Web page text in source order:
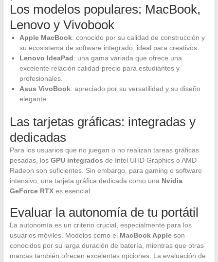
Los modelos populares: MacBook,
Lenovo y Vivobook
Apple MacBook: conocido por su calidad de construcción y
su ecosistema de software integrado, ideal para creativos.
Lenovo IdeaPad: una gama variada que ofrece una
excelente relación calidad-precio para estudiantes y
profesionales.
Asus VivoBook: apreciado por su versatilidad y su diseño
elegante.
Las tarjetas gráficas: integradas y
dedicadas
Para los usuarios que no juegan o no realizan tareas gráficas
pesadas, los GPU integrados de Intel UHD Graphics o AMD
Radeon son suficientes. Sin embargo, para gaming o software
intensivo, una tarjeta gráfica dedicada como una Nvidia
GeForce RTXes esencial.
Evaluar la autonomía de tu portátil
La autonomía es un criterio crucial, especialmente para los
usuarios móviles. Modelos como el MacBook Appleson
conocidos por su larga duración de batería, mientras que otras
marcas también ofrecen excelentes opciones. La evaluación de